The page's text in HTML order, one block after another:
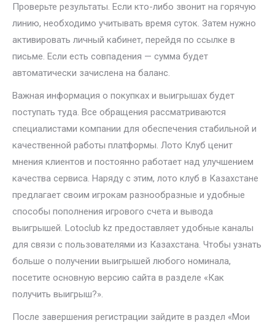
Проверьте результаты. Если кто-либо звонит на горячую
линию, необходимо учитывать время суток. Затем нужно
активировать личный кабинет, перейдя по ссылке в
письме. Если есть совпадения — сумма будет
автоматически зачислена на баланс.
Важная информация о покупках и выигрышах будет
поступать туда. Все обращения рассматриваются
специалистами компании для обеспечения стабильной и
качественной работы платформы. Лото Клуб ценит
мнения клиентов и постоянно работает над улучшением
качества сервиса. Наряду с этим, лото клуб в Казахстане
предлагает своим игрокам разнообразные и удобные
способы пополнения игрового счета и вывода
выигрышей. Lotoclub kz предоставляет удобные каналы
для связи с пользователями из Казахстана. Чтобы узнать
больше о получении выигрышей любого номинала,
посетите основную версию сайта в разделе «Как
получить выигрыш?».
После завершения регистрации зайдите в раздел «Мои